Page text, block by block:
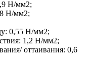
Н/мм2;
Н/мм2;
0,55 Н/мм2;
1,2 Н/мм2;
оттаивания: 0,6